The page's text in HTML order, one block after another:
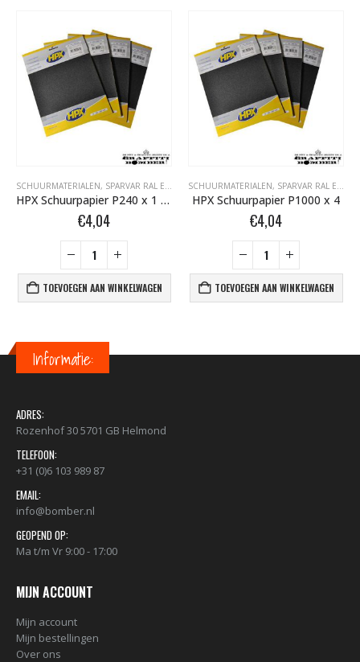
SCHUURMATERIALEN, SPARVAR RAL EN SPECIALE SPRAY
HPX Schuurpapier P240 x 1 / P400 x 2 / P600 x 1
€4,04
TOEVOEGEN AAN WINKELWAGEN
SCHUURMATERIALEN, SPARVAR RAL EN SPECIALE SPRAY
HPX Schuurpapier P1000 x 4
€4,04
TOEVOEGEN AAN WINKELWAGEN
Informatie:
ADRES:
Rozenhof 30 5701 GB Helmond
TELEFOON:
+31 (0)6 103 989 87
EMAIL:
info@bomber.nl
GEOPEND OP:
Ma t/m Vr 9:00 - 17:00
MIJN ACCOUNT
Mijn account
Mijn bestellingen
Over ons